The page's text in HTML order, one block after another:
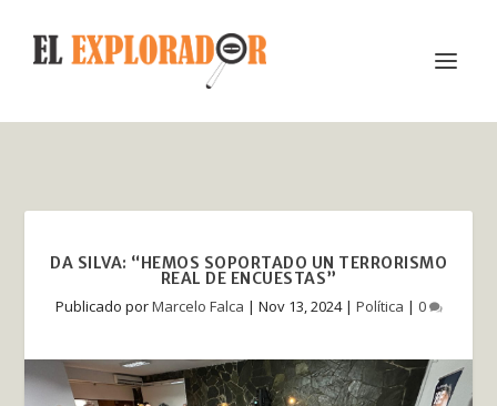
DA SILVA: “HEMOS SOPORTADO UN TERRORISMO
REAL DE ENCUESTAS”
Publicado porMarcelo Falca | Nov 13, 2024| Política | 0